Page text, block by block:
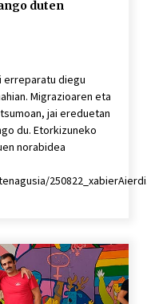
duten
erreparatu diegu
Migrazioaren eta
jai ereduetan
du. Etorkizuneko
norabidea